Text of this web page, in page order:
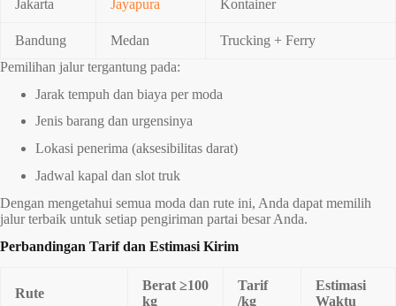
Jakarta Jayapura Kontainer
Bandung Medan
Trucking + Ferry
Pemilihan jalur tergantung pada:
Jarak tempuh dan biaya per moda
Jenis barang dan urgensinya
Lokasi penerima (aksesibilitas darat)
Jadwal kapal dan slot truk
Dengan mengetahui semua moda dan rute ini, Anda dapat memilih
jalur terbaik untuk setiap pengiriman partai besar Anda.
Perbandingan Tarif dan Estimasi Kirim
Rute
Berat ≥100
kg
Tarif
/kg
Estimasi
Waktu